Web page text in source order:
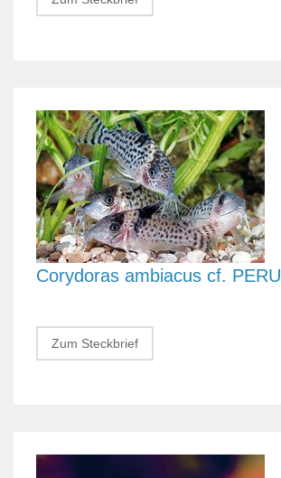
Corydoras ambiacus cf. PERU
Zum Steckbrief